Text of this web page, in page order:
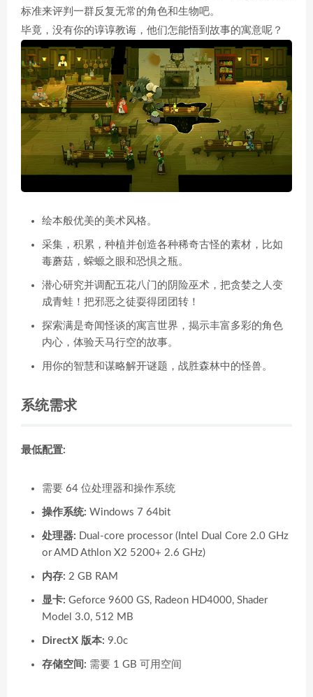
标准来评判一群反复无常的角色和生物吧。
毕竟，没有你的谆谆教诲，他们怎能悟到故事的寓意呢？
绘本般优美的美术风格。
采集，积累，种植并创造各种稀奇古怪的素材，比如
毒蘑菇，蝾螈之眼和恐惧之瓶。
潜心研究并调配五花八门的阴险巫术，把贪婪之人变
成青蛙！把邪恶之徒耍得团团转！
探索满是奇闻怪谈的寓言世界，揭示丰富多彩的角色
内心，体验天马行空的故事。
用你的智慧和谋略解开谜题，战胜森林中的怪兽。
系统需求
最低配置:
需要 64 位处理器和操作系统
操作系统: Windows 7 64bit
处理器: Dual-core processor (Intel Dual Core 2.0 GHz
or AMD Athlon X2 5200+ 2.6 GHz)
内存: 2 GB RAM
显卡: Geforce 9600 GS, Radeon HD4000, Shader
Model 3.0, 512 MB
DirectX 版本: 9.0c
存储空间: 需要 1 GB 可用空间